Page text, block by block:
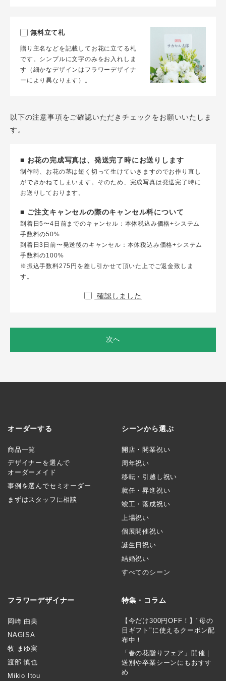
無料立て札
贈り主名などを記載してお花に立てる札
です。シンプルに文字のみをお入れしま
す（細かなデザインはフラワーデザイナ
ーにより異なります）。
以下の注意事項をご確認いただきチェックをお願いいたしま
す。
■ お花の完成写真は、発送完了時にお送りします
制作時、お花の茎は短く切って生けていきますのでお作り直し
ができかねてしまいます。そのため、完成写真は発送完了時に
お送りしております。
■ ご注文キャンセルの際のキャンセル料について
到着日5〜4日前までのキャンセル：本体税込み価格+システム
手数料の50%
到着日3日前〜発送後のキャンセル：本体税込み価格+システム
手数料の100%
※振込手数料275円を差し引かせて頂いた上でご返金致しま
す。
確認しました
次へ
オーダーする
商品一覧
デザイナーを選んで
オーダーメイド
事例を選んでセミオーダー
まずはスタッフに相談
シーンから選ぶ
開店・開業祝い
周年祝い
移転・引越し祝い
就任・昇進祝い
竣工・落成祝い
上場祝い
個展開催祝い
誕生日祝い
結婚祝い
すべてのシーン
フラワーデザイナー
岡崎 由美
NAGISA
牧 まゆ実
渡部 慎也
Mikio Itou
特集・コラム
【今だけ300円OFF！】"母の
日ギフト"に使えるクーポン配
布中！
「春の花贈りフェア」開催｜
送別や卒業シーンにもおすす
め